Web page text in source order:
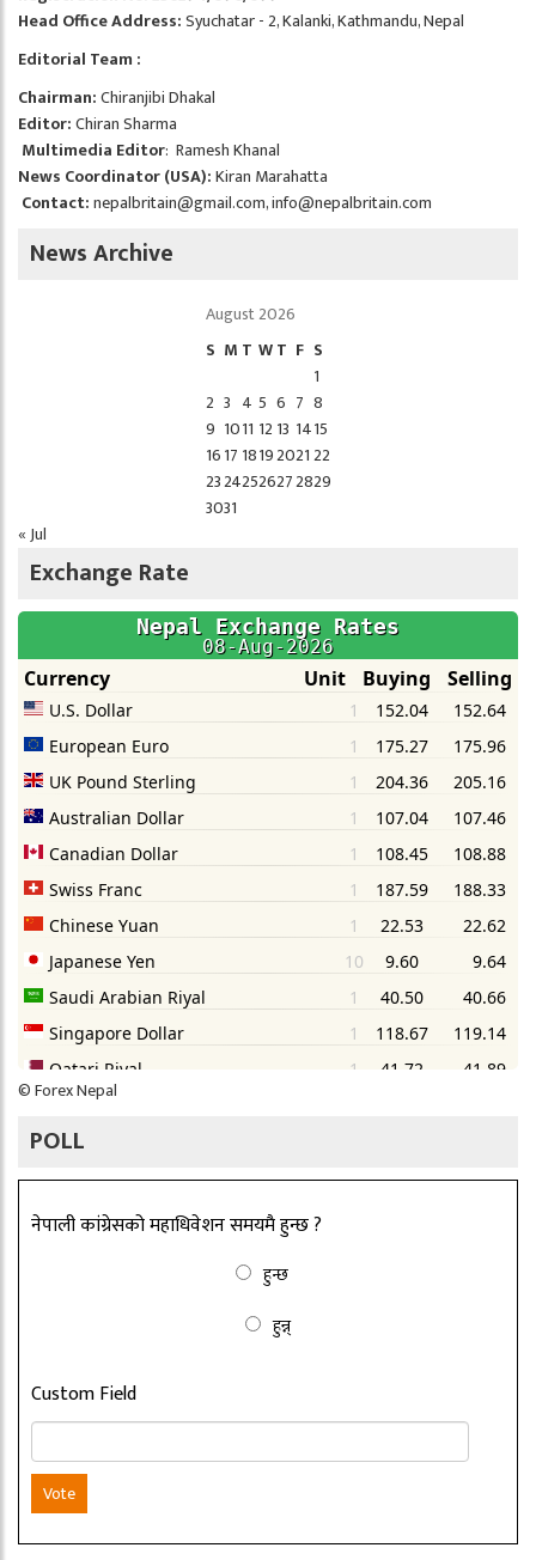
Head Office Address:Syuchatar - 2, Kalanki, Kathmandu, Nepal
Editorial Team :
Chairman:Chiranjibi Dhakal
Editor:Chiran Sharma
Multimedia Editor: Ramesh Khanal
News Coordinator (USA):Kiran Marahatta
Contact:nepalbritain@gmail.com,info@nepalbritain.com
News Archive
August 2026
S M T WT F S
1
2 3 4 5 6 7 8
9 1011 12 13 1415
1617 1819202122
23242526272829
3031
« Jul
Exchange Rate
©Forex Nepal
POLL
नेपाली कांग्रेसको महाधिवेशन समयमै हुन्छ ?
हुन्छ
हुन्न्
Custom Field
Vote